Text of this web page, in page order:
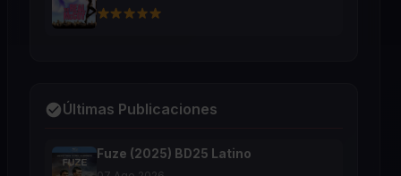
Últimas Publicaciones
Fuze (2025) BD25 Latino